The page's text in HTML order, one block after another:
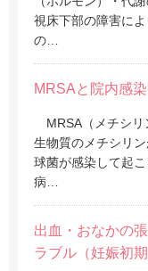
視床下部の障害に
の…
MRSAと院内感染
MRSA（メチシリ
生物質のメチシリ
球菌が感染して起
病…
出血・おなかの
ラブル（妊娠初期